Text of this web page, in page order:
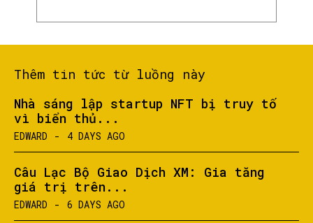
Thêm tin tức từ luồng này
Nhà sáng lập startup NFT bị truy tố
vì biển thủ...
EDWARD - 4 DAYS AGO
Câu Lạc Bộ Giao Dịch XM: Gia tăng
giá trị trên...
EDWARD - 6 DAYS AGO